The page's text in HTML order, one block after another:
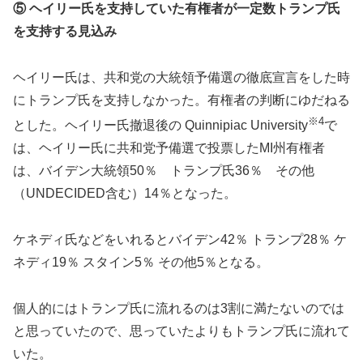
⑤ ヘイリー氏を支持していた有権者が一定数トランプ氏
を支持する見込み
ヘイリー氏は、共和党の大統領予備選の徹底宣言をした時
にトランプ氏を支持しなかった。有権者の判断にゆだねる
とした。ヘイリー氏撤退後の Quinnipiac University※4で
は、ヘイリー氏に共和党予備選で投票したMI州有権者
は、バイデン大統領50％ トランプ氏36％ その他
（UNDECIDED含む）14％となった。
ケネディ氏などをいれるとバイデン42％ トランプ28％ ケ
ネディ19％ スタイン5％ その他5％となる。
個人的にはトランプ氏に流れるのは3割に満たないのでは
と思っていたので、思っていたよりもトランプ氏に流れて
いた。